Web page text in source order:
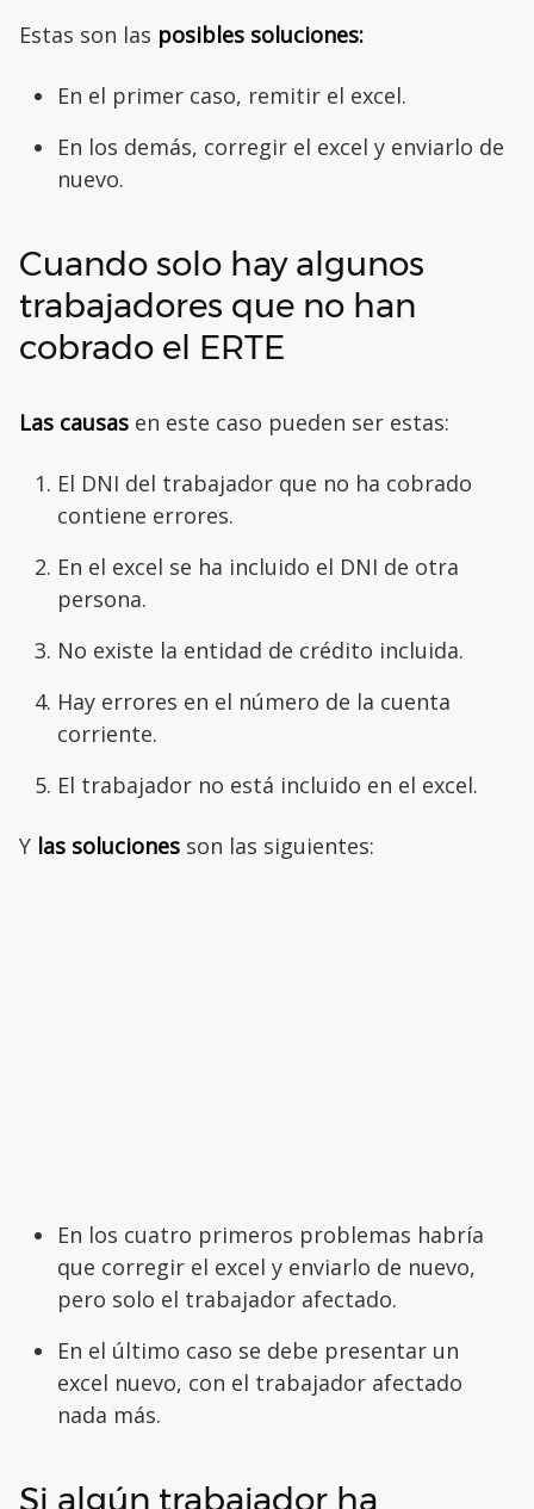
Estas son las posibles soluciones:
En el primer caso, remitir el excel.
En los demás, corregir el excel y enviarlo de
nuevo.
Cuando solo hay algunos
trabajadores que no han
cobrado el ERTE
Las causas en este caso pueden ser estas:
El DNI del trabajador que no ha cobrado
contiene errores.
En el excel se ha incluido el DNI de otra
persona.
No existe la entidad de crédito incluida.
Hay errores en el número de la cuenta
corriente.
El trabajador no está incluido en el excel.
Y las soluciones son las siguientes:
En los cuatro primeros problemas habría
que corregir el excel y enviarlo de nuevo,
pero solo el trabajador afectado.
En el último caso se debe presentar un
excel nuevo, con el trabajador afectado
nada más.
Si algún trabajador ha